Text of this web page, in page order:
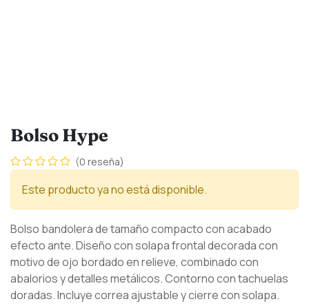
Bolso Hype
(0 reseña)
Este producto ya no está disponible.
Bolso bandolera de tamaño compacto con acabado
efecto ante. Diseño con solapa frontal decorada con
motivo de ojo bordado en relieve, combinado con
abalorios y detalles metálicos. Contorno con tachuelas
doradas. Incluye correa ajustable y cierre con solapa.